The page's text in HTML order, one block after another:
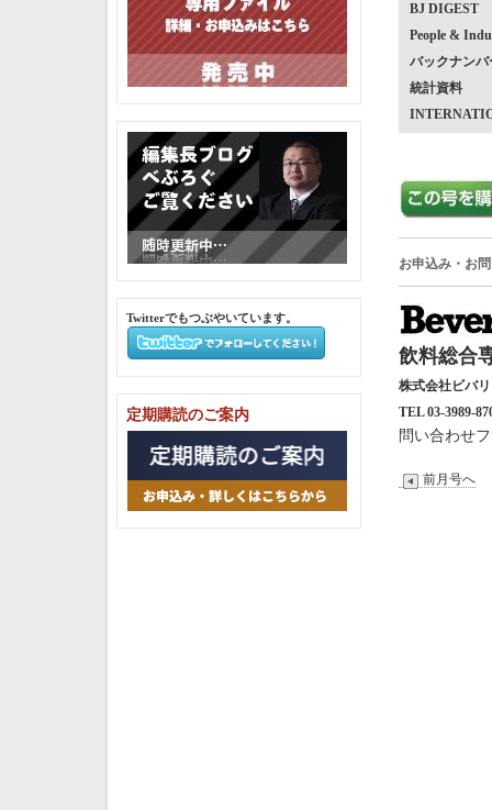
BJ DIGEST
People &
バックナンバ
統計資料
お申込み・お
飲料総合
株式会社ビバ
TEL 03-3989-
問い合わせ
前月号へ
Twitterでもつぶやいています。
定期購読のご案内